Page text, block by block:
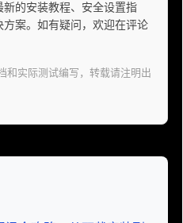
的安装教程、安全设置指
案。如有疑问，欢迎在评论
和实际测试编写，转载请注明出